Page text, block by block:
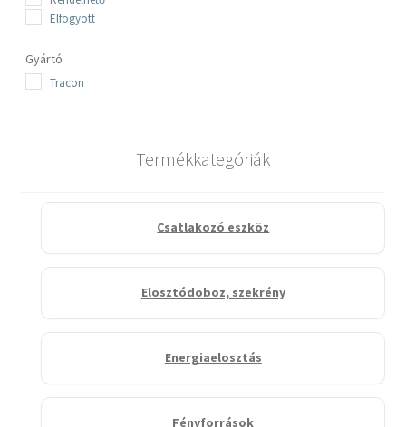
Elfogyott
Gyártó
Tracon
Termékkategóriák
Csatlakozó eszköz
Elosztódoboz, szekrény
Energiaelosztás
Fényforrások